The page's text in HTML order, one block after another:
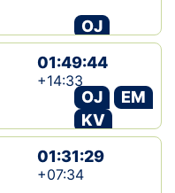
OJ
01:49:44
+14:33
OJ
EM
KV
01:31:29
+07:34